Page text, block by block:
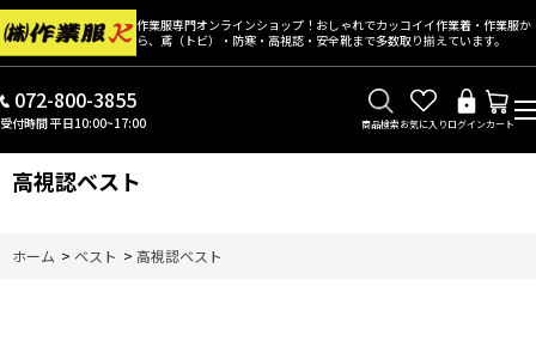
作業服専門オンラインショップ！おしゃれでカッコイイ作業着・作業服か
ら、鳶（トビ）・防寒・高視認・安全靴まで多数取り揃えています。
072-800-3855
受付時間 平日10:00~17:00 商品検索お気に入りログインカート
高視認ベスト
ホーム > ベスト > 高視認ベスト